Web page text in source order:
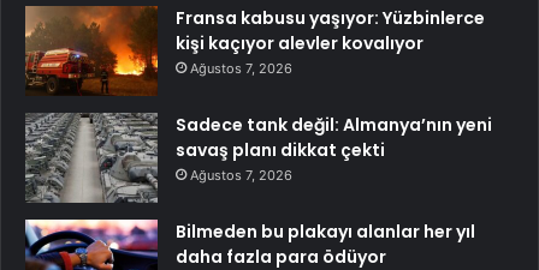
Fransa kabusu yaşıyor: Yüzbinlerce
kişi kaçıyor alevler kovalıyor
Ağustos 7, 2026
Sadece tank değil: Almanya’nın yeni
savaş planı dikkat çekti
Ağustos 7, 2026
Bilmeden bu plakayı alanlar her yıl
daha fazla para ödüyor